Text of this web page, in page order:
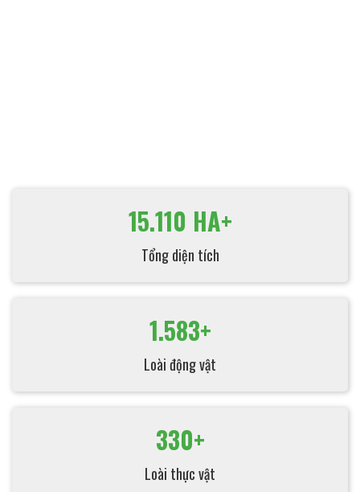
15.110 HA+
Tổng diện tích
1.583+
Loài động vật
330+
Loài thực vật